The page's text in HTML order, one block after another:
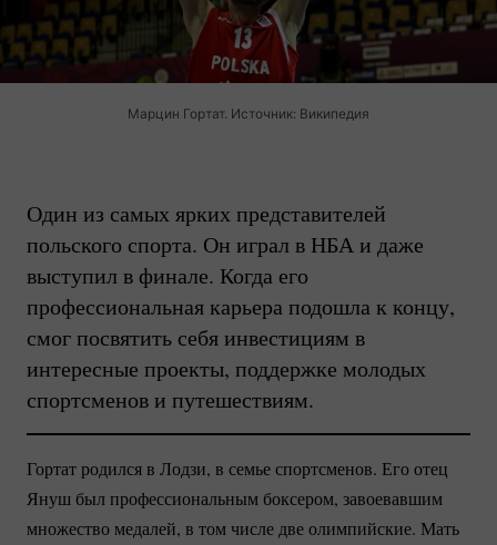
Марцин Гортат. Источник: Википедия
Один из самых ярких представителей
польского спорта. Он играл в НБА и даже
выступил в финале. Когда его
профессиональная карьера подошла к концу,
смог посвятить себя инвестициям в
интересные проекты, поддержке молодых
спортсменов и путешествиям.
Гортат родился в Лодзи, в семье спортсменов. Его отец
Януш был профессиональным боксером, завоевавшим
множество медалей, в том числе две олимпийские. Мать